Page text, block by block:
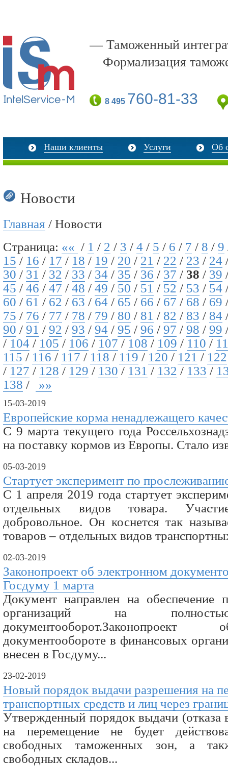
— Таможенный
Формализация
8 495 760-81-33
Наши клиенты Услуги Об
Новости
Главная / Новости
Страница: «« / 1 / 2 / 3 / 4 / 5 / 6 / 7 / 8 / 9
15 / 16 / 17 / 18 / 19 / 20 / 21 / 22 / 23 / 24
30 / 31 / 32 / 33 / 34 / 35 / 36 / 37 / 38 / 39
45 / 46 / 47 / 48 / 49 / 50 / 51 / 52 / 53 / 54
60 / 61 / 62 / 63 / 64 / 65 / 66 / 67 / 68 / 69
75 / 76 / 77 / 78 / 79 / 80 / 81 / 82 / 83 / 84
90 / 91 / 92 / 93 / 94 / 95 / 96 / 97 / 98 / 99
/ 104 / 105 / 106 / 107 / 108 / 109 / 110 /
115 / 116 / 117 / 118 / 119 / 120 / 121 / 122
/ 127 / 128 / 129 / 130 / 131 / 132 / 133 /
138 / »»
15-03-2019
Европейские корма ненадлежащего
С 9 марта текущего года
на поставку кормов из Европы. Стало
05-03-2019
Стартует эксперимент по
С 1 апреля 2019 года стартует
отдельных видов товара.
добровольное. Он коснется так
товаров – отдельных видов
02-03-2019
Законопроект об электронном
Госдуму 1 марта
Документ направлен на обеспечение
организаций на
документообороте в финансовых
внесен в Госдуму...
23-02-2019
Новый порядок выдачи разрешения на
транспортных средств и лиц через
Утвержденный порядок выдачи (отказа
на перемещение не будет
свободных таможенных зон, а
свободных складов...